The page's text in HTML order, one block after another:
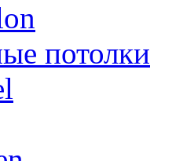
потолки